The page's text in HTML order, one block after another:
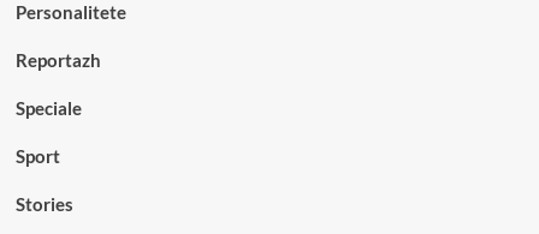
Personalitete
Reportazh
Speciale
Sport
Stories